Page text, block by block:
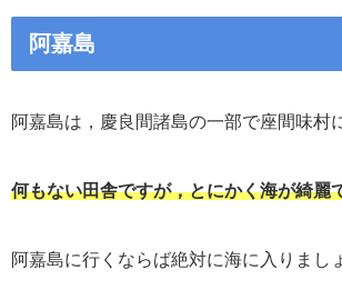
阿嘉島
阿嘉島は，慶良間諸島の一部で座間味村
何もない田舎ですが，とにかく海が綺麗
阿嘉島に行くならば絶対に海に入りまし